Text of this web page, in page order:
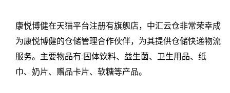
康悦博健在天猫平台注册有旗舰店，中汇云仓非常荣幸成
为康悦博健的仓储管理合作伙伴，为其提供仓储快递物流
服务。主要物品有:固体饮料、益生菌、卫生用品、纸
巾、奶片、赠品卡片、软糖等产品。